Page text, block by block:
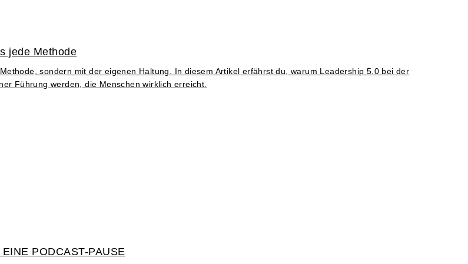
jede Methode
sondern mit der eigenen Haltung. In diesem Artikel erfährst du, warum Leadership 5.0 bei der
Führung werden, die Menschen wirklich erreicht.
PODCAST-PAUSE